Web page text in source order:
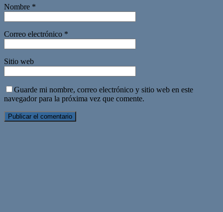
Nombre *
Correo electrónico *
Sitio web
Guarde mi nombre, correo electrónico y sitio web en este
navegador para la próxima vez que comente.